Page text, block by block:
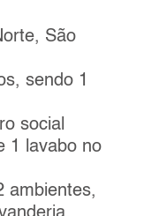
São
sendo 1
social
1 lavabo no
ambientes,